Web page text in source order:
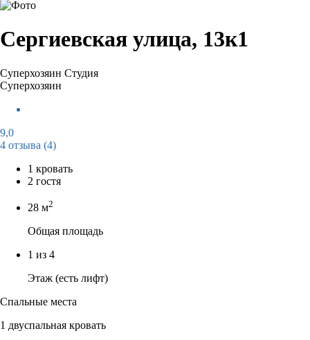
Сергиевская улица, 13к1
Суперхозяин Студия
Суперхозяин
9,0
4 отзыва (4)
1 кровать
2 гостя
28 м2
Общая площадь
1 из 4
Этаж (есть лифт)
Спальные места
1 двуспальная кровать